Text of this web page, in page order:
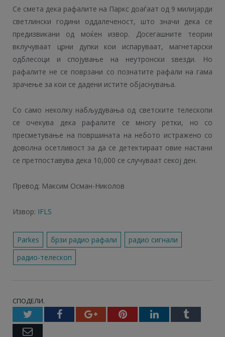
Се смета дека рафалите на Паркс доаѓаат од 9 милијарди
светлински години оддалеченост, што значи дека се
предизвикани од моќен извор. Досегашните теории
вклучуваат црни дупки кои испаруваат, магнетарски
одблесоци и спојување на неутронски ѕвезди. Но
рафалите не се поврзани со познатите рафали на гама
зрачење за кои се дадени истите објаснувања.
Со само неколку набљудувања од светските телескопи
се очекува дека рафалите се многу ретки, но со
пресметување на површината на небото истражено со
доволна осетливост за да се детектираат овие настани
се претпоставува дека 10,000 се случуваат секој ден.
Превод: Максим Осман-Николов
Извор: IFLS
Parkes брзи радио рафали
радио сигнали
радио-телескоп
СПОДЕЛИ.
TwitterFacebookGoogle+Pinterest
LinkedIn
Email